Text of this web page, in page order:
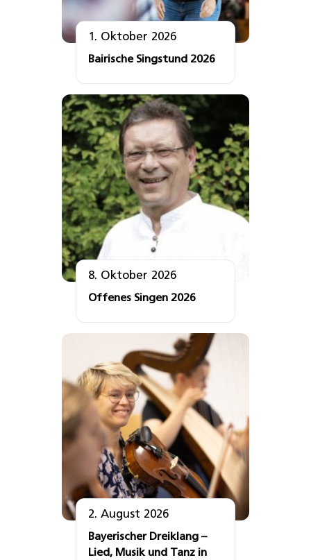
1. Oktober 2026
Bairische Singstund 2026
8. Oktober 2026
Offenes Singen 2026
2. August 2026
Bayerischer Dreiklang –
Lied, Musik und Tanz in